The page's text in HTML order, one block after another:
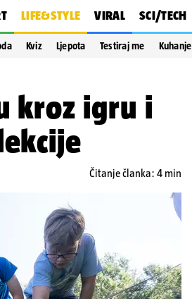
LIFE&STYLE VIRAL SCI/TECH
Kviz Ljepota Testiraj me Kuhanje
kroz igru i
Čitanje članka: 4 min